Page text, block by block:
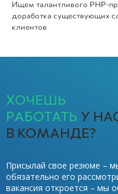
Ищем талантливого PHP-
доработка существующих
клиентов
ХОЧЕШЬ
РАБОТАТЬ У
В КОМАНДЕ?
Присылай свое резюме –
обязательно его
вакансия откроется – мы